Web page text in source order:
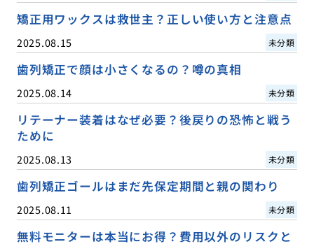
矯正用ワックスは救世主？正しい使い方と注意点
2025.08.15 未分類
歯列矯正で顔は小さくなるの？噂の真相
2025.08.14 未分類
リテーナー装着はなぜ必要？後戻りの恐怖と戦う
ために
2025.08.13 未分類
歯列矯正ゴールはまだ先保定期間と親の関わり
2025.08.11 未分類
無料モニターは本当にお得？費用以外のリスクと